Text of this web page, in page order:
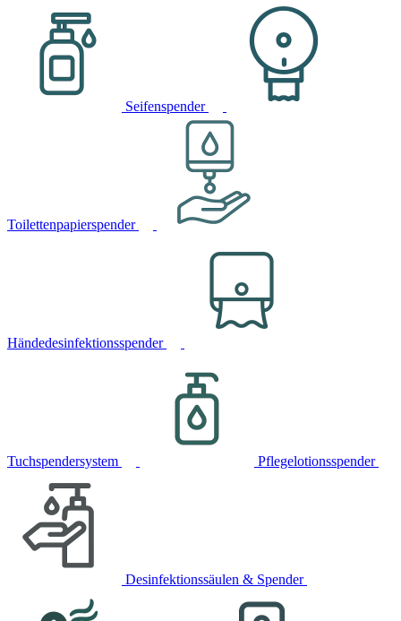
Seifenspender
Toilettenpapierspender
Händedesinfektionsspender
Tuchspendersystem Pflegelotionsspender
Desinfektionssäulen & Spender